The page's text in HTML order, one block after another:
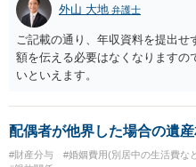
外山 大地 弁護士
ご記載の通り、年収資料を提出
額を伝える必要はなくなりますの
いといえます。
配偶者が他界した場合の遺
#財産分与 #婚姻費用(別居中の生活費な